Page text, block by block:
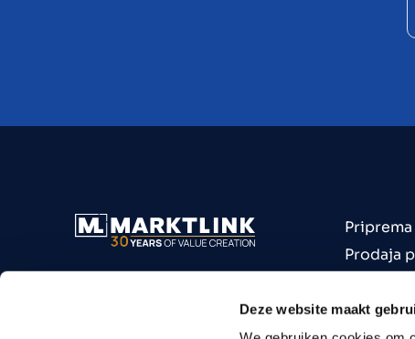
Deze website maakt
Prodaja